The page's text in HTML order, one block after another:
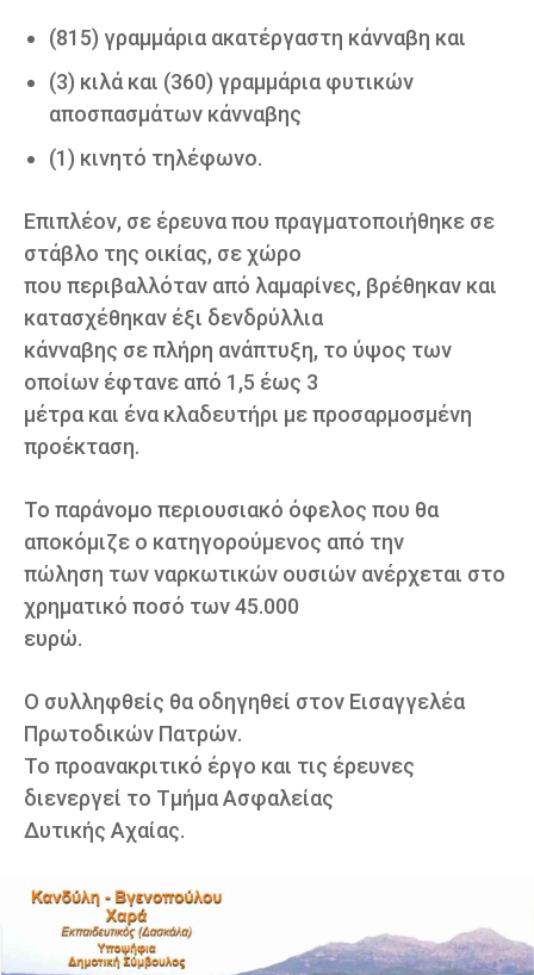
(815) γραμμάρια ακατέργαστη κάνναβη και
(3) κιλά και (360) γραμμάρια φυτικών
αποσπασμάτων κάνναβης
(1) κινητό τηλέφωνο.
Επιπλέον, σε έρευνα που πραγματοποιήθηκε σε
στάβλο της οικίας, σε χώρο
που περιβαλλόταν από λαμαρίνες, βρέθηκαν και
κατασχέθηκαν έξι δενδρύλλια
κάνναβης σε πλήρη ανάπτυξη, το ύψος των
οποίων έφτανε από 1,5 έως 3
μέτρα και ένα κλαδευτήρι με προσαρμοσμένη
προέκταση.
Το παράνομο περιουσιακό όφελος που θα
αποκόμιζε ο κατηγορούμενος από την
πώληση των ναρκωτικών ουσιών ανέρχεται στο
χρηματικό ποσό των 45.000
ευρώ.
Ο συλληφθείς θα οδηγηθεί στον Εισαγγελέα
Πρωτοδικών Πατρών.
Το προανακριτικό έργο και τις έρευνες
διενεργεί το Τμήμα Ασφαλείας
Δυτικής Αχαίας.